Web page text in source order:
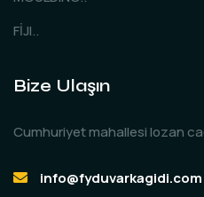
FİJI..
Bize Ulaşın
Cumhuriyet mahallesi lozan
info@fyduvarkagidi.com